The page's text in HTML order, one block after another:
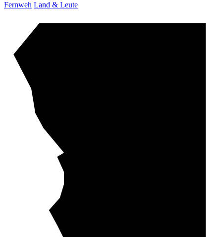
Fernweh Land & Leute